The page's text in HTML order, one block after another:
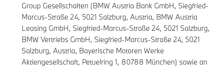
Group Gesellschaften (BMW Austria Bank GmbH, Siegfried-
Marcus-Straße 24, 5021 Salzburg, Austria, BMW Austria
Leasing GmbH, Siegfried-Marcus-Straße 24, 5021 Salzburg,
BMW Vertriebs GmbH, Siegfried-Marcus-Straße 24, 5021
Salzburg, Austria, Bayerische Motoren Werke
Aktiengesellschaft, Petuelring 1, 80788 München) sowie an